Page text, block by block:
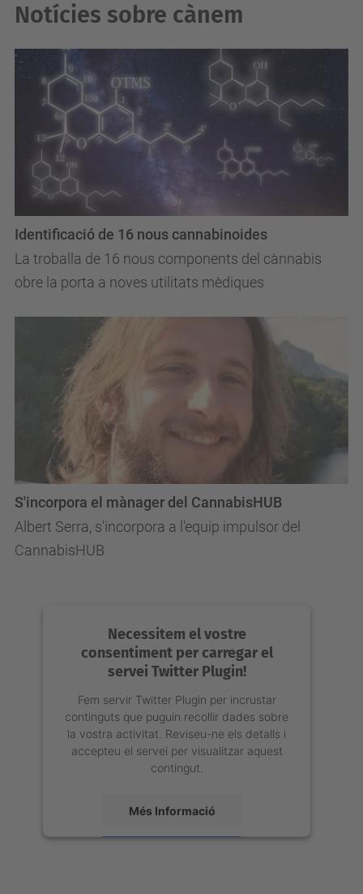
Notícies sobre cànem
La troballa de 16 nous components del cànnabis
obre la porta a noves utilitats mèdiques
Identificació de 16 nous cannabinoides
Albert Serra, s'incorpora a l'equip impulsor del
CannabisHUB
S'incorpora el mànager del CannabisHUB
Necessitem el vostre
consentiment per carregar el
servei Twitter Plugin!
Fem servir Twitter Plugin per incrustar
continguts que puguin recollir dades sobre
la vostra activitat. Reviseu-ne els detalls i
accepteu el servei per visualitzar aquest
contingut.
Més Informació